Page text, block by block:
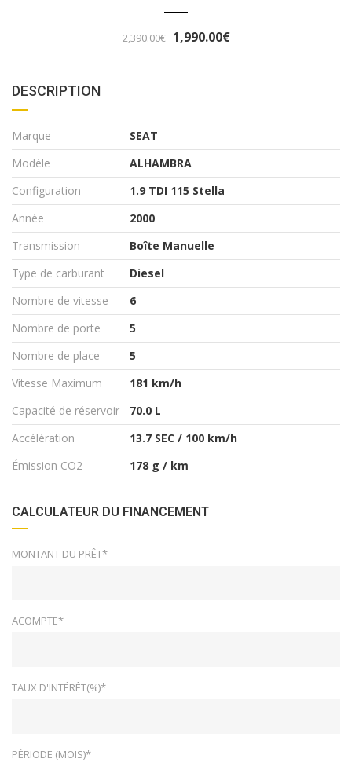
DESCRIPTION
Marque
SEAT
Modèle
ALHAMBRA
Configuration
1.9 TDI 115 Stella
Année
2000
Transmission
Boîte Manuelle
Type de carburant
Diesel
Nombre de vitesse
6
Nombre de porte
5
Nombre de place
5
Vitesse Maximum
181 km/h
Capacité de réservoir
70.0 L
Accélération
13.7 SEC / 100 km/h
Émission CO2
178 g / km
CALCULATEUR DU FINANCEMENT
MONTANT DU PRÊT*
ACOMPTE*
TAUX D'INTÉRÊT(%)*
PÉRIODE (MOIS)*